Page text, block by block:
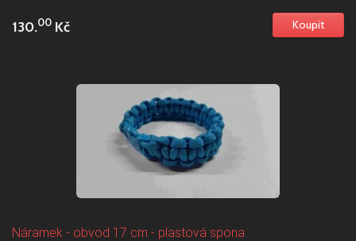
130.00 Kč
Náramek - obvod 17 cm - plastová spona